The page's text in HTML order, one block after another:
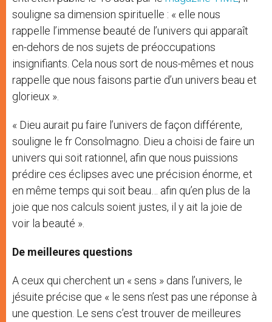
souligne sa dimension spirituelle : « elle nous
rappelle l’immense beauté de l’univers qui apparaît
en-dehors de nos sujets de préoccupations
insignifiants. Cela nous sort de nous-mêmes et nous
rappelle que nous faisons partie d’un univers beau et
glorieux ».
« Dieu aurait pu faire l’univers de façon différente,
souligne le fr Consolmagno. Dieu a choisi de faire un
univers qui soit rationnel, afin que nous puissions
prédire ces éclipses avec une précision énorme, et
en même temps qui soit beau… afin qu’en plus de la
joie que nos calculs soient justes, il y ait la joie de
voir la beauté ».
De meilleures questions
A ceux qui cherchent un « sens » dans l’univers, le
jésuite précise que « le sens n’est pas une réponse à
une question. Le sens c’est trouver de meilleures